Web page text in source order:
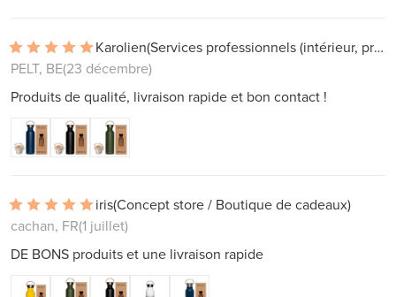
Karolien
(Services professionnels (intérieur, projets))
PELT, BE(23 décembre)
Produits de qualité, livraison rapide et bon contact !
iris(Concept store / Boutique de cadeaux)
cachan, FR(1 juillet)
DE BONS produits et une livraison rapide